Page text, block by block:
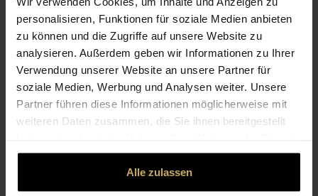
personalisieren, Funktionen für soziale Medien anbieten
zu können und die Zugriffe auf unsere Website zu
analysieren. Außerdem geben wir Informationen zu Ihrer
Verwendung unserer Website an unsere Partner für
soziale Medien, Werbung und Analysen weiter. Unsere
Partner führen diese Informationen möglicherweise mit
weiteren Daten zusammen, die Sie ihnen bereitgestellt
gesammelt haben.
Alle zulassen
70597 Stuttgart
0711-767 053 115
0711-767053116
info@gaertnerei-raff.de
NICHT LIEFERBEREIT